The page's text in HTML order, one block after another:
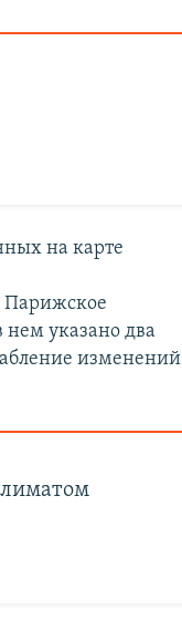
на карте
Парижское
указано два
изменений